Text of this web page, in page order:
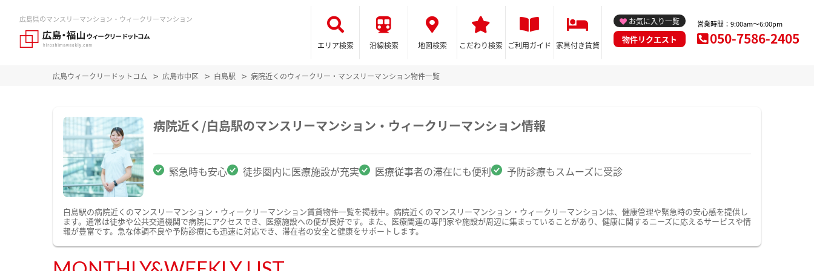
広島県のマンスリーマンション・ウィークリーマンション
エリア検索 沿線検索 地図検索 こだわり検索 ご利用ガイド 家具付き賃貸
お気に入り一覧
物件リクエスト
営業時間：9:00am～6:00pm
050-7586-2405
広島ウィークリードットコム 広島市中区 白島駅 病院近くのウィークリー・マンスリーマンション物件一覧
病院近く/白島駅のマンスリーマンション・ウィークリーマンション情報
緊急時も安心 徒歩圏内に医療施設が充実 医療従事者の滞在にも便利 予防診療もスムーズに受診
白島駅の病院近くのマンスリーマンション・ウィークリーマンション賃貸物件一覧を掲載中。病院近くのマンスリーマンション・ウィークリーマンションは、健康管理や緊急時の安心感を提供し
ます。通常は徒歩や公共交通機関で病院にアクセスでき、医療施設への便が良好です。また、医療関連の専門家や施設が周辺に集まっていることがあり、健康に関するニーズに応えるサービスや情
報が豊富です。急な体調不良や予防診療にも迅速に対応でき、滞在者の安全と健康をサポートします。